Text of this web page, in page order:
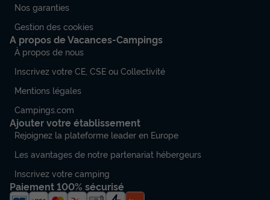
Nos garanties
Gestion des cookies
A propos de Vacances-Campings
À propos de nous
Inscrivez votre CE, CSE ou Collectivité
Mentions légales
Campings.com
Ajouter votre établissement
Rejoignez la plateforme leader en Europe
Les avantages de notre partenariat hébergeurs
Inscrivez votre camping
Paiement 100% sécurisé